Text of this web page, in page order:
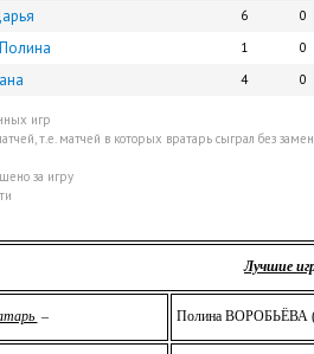
6 0
1 0
4 0
игр
т.е. матчей в которых вратарь сыграл без
за игру
Лучшие
– Полина ВОРОБЬЁВА